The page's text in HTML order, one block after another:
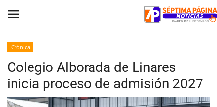
Inicio
Crónica
Crónica
Colegio Alborada de Linares
inicia proceso de admisión 2027